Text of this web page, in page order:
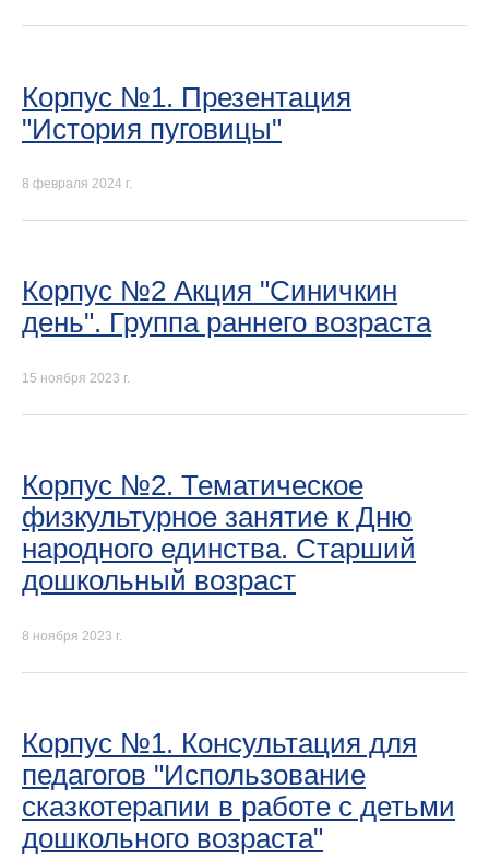
Корпус №1. Презентация
"История пуговицы"
8 февраля 2024 г.
Корпус №2 Акция "Синичкин
день". Группа раннего возраста
15 ноября 2023 г.
Корпус №2. Тематическое
физкультурное занятие к Дню
народного единства. Старший
дошкольный возраст
8 ноября 2023 г.
Корпус №1. Консультация для
педагогов "Использование
сказкотерапии в работе с детьми
дошкольного возраста"